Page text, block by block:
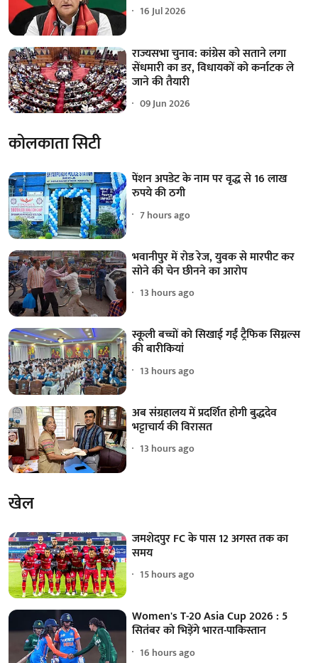
16 Jul 2026
राज्यसभा चुनाव: कांग्रेस को सताने लगा
सेंधमारी का डर, विधायकों को कर्नाटक ले
जाने की तैयारी
09 Jun 2026
कोलकाता सिटी
पेंशन अपडेट के नाम पर वृद्ध से 16 लाख
रुपये की ठगी
7 hours ago
भवानीपुर में रोड रेज, युवक से मारपीट कर
सोने की चेन छीनने का आरोप
13 hours ago
स्कूली बच्चों को सिखाई गईं ट्रैफिक सिग्नल्स
की बारीकियां
13 hours ago
अब संग्रहालय में प्रदर्शित होगी बुद्धदेव
भट्टाचार्य की विरासत
13 hours ago
खेल
जमशेदपुर FC के पास 12 अगस्त तक का
समय
15 hours ago
Women's T-20 Asia Cup 2026 : 5
सितंबर को भिड़ेंगे भारत-पाकिस्तान
16 hours ago